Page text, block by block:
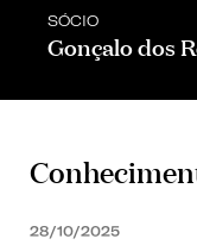
SÓCIO
Gonçalo dos
28/10/2025